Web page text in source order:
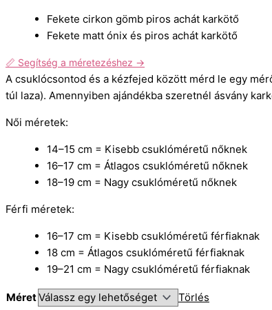
Fekete cirkon gömb piros achát karkötő
Fekete matt ónix és piros achát karkötő
📏 Segítség a méretezéshez →
A csuklócsontod és a kézfejed között mérd le egy
túl laza). Amennyiben ajándékba szeretnél ásvány
Női méretek:
14–15 cm = Kisebb csuklóméretű nőknek
16–17 cm = Átlagos csuklóméretű nőknek
18–19 cm = Nagy csuklóméretű nőknek
Férfi méretek:
16–17 cm = Kisebb csuklóméretű férfiaknak
18 cm = Átlagos csuklóméretű férfiaknak
19–21 cm = Nagy csuklóméretű férfiaknak
Méret
Törlés